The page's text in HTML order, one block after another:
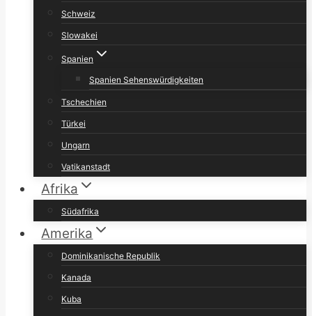
Schweiz
Slowakei
Spanien
Spanien Sehenswürdigkeiten
Tschechien
Türkei
Ungarn
Vatikanstadt
Afrika
Südafrika
Amerika
Dominikanische Republik
Kanada
Kuba